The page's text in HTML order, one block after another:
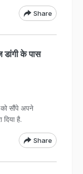
Share
डांगी के पास
को सौंपे अपने
दिया है.
Share